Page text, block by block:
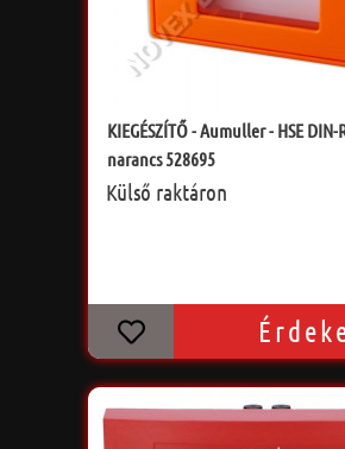
KIEGÉSZÍTŐ - Aumuller - HSE
narancs 528695
Külső raktáron